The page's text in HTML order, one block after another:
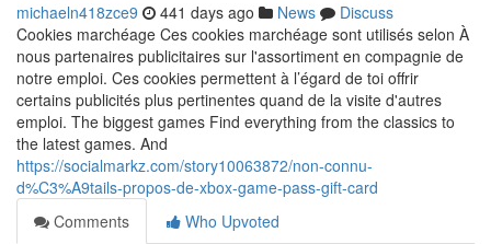
michaeln418zce9 441 days ago News
Discuss
Cookies marchéage Ces cookies marchéage sont utilisés selon À
nous partenaires publicitaires sur l'assortiment en compagnie de
notre emploi. Ces cookies permettent à l’égard de toi offrir
certains publicités plus pertinentes quand de la visite d'autres
emploi. The biggest games Find everything from the classics to
the latest games. And
https://socialmarkz.com/story10063872/non-connu-
d%C3%A9tails-propos-de-xbox-game-pass-gift-card
Comments
Who Upvoted